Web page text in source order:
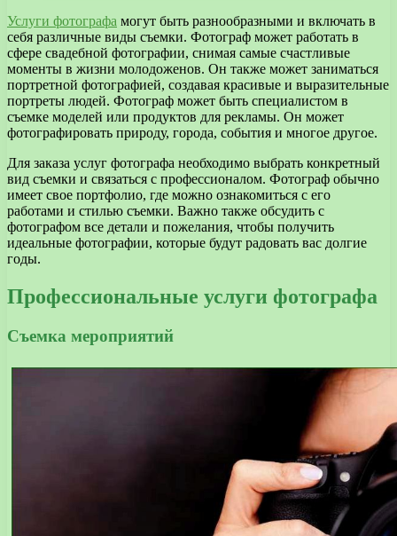
Услуги фотографа могут быть разнообразными и включать в
себя различные виды съемки. Фотограф может работать в
сфере свадебной фотографии, снимая самые счастливые
моменты в жизни молодоженов. Он также может заниматься
портретной фотографией, создавая красивые и выразительные
портреты людей. Фотограф может быть специалистом в
съемке моделей или продуктов для рекламы. Он может
фотографировать природу, города, события и многое другое.
Для заказа услуг фотографа необходимо выбрать конкретный
вид съемки и связаться с профессионалом. Фотограф обычно
имеет свое портфолио, где можно ознакомиться с его
работами и стилью съемки. Важно также обсудить с
фотографом все детали и пожелания, чтобы получить
идеальные фотографии, которые будут радовать вас долгие
годы.
Профессиональные услуги фотографа
Съемка мероприятий